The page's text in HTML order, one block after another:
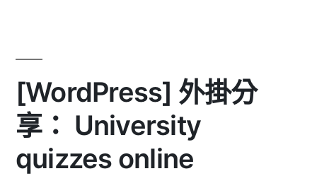
[WordPress] 外掛分
享： University
quizzes online